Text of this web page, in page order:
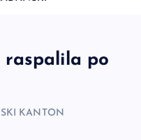
raspalila po
KANTON